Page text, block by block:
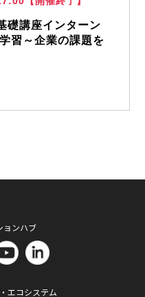
礎講座インターン
習～企業の課題を
ョンハブ
エコシステム